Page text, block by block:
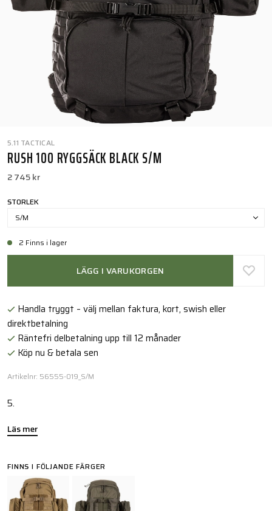
5.11 TACTICAL
RUSH 100 RYGGSÄCK BLACK S/M
2 745 kr
STORLEK
S/M
2 Finns i lager
LÄGG I VARUKORGEN
Handla tryggt – välj mellan faktura, kort, swish eller
direktbetalning
Räntefri delbetalning upp till 12 månader
Köp nu & betala sen
Artikelnr: 56555-019_S/M
5.
Läs mer
FINNS I FÖLJANDE FÄRGER